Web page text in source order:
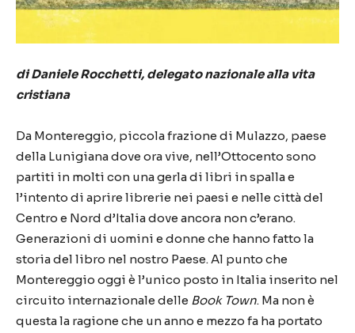
di Daniele Rocchetti, delegato nazionale alla vita
cristiana
Da Montereggio, piccola frazione di Mulazzo, paese
della Lunigiana dove ora vive, nell’Ottocento sono
partiti in molti con una gerla di libri in spalla e
l’intento di aprire librerie nei paesi e nelle città del
Centro e Nord d’Italia dove ancora non c’erano.
Generazioni di uomini e donne che hanno fatto la
storia del libro nel nostro Paese. Al punto che
Montereggio oggi è l’unico posto in Italia inserito nel
circuito internazionale delle Book Town. Ma non è
questa la ragione che un anno e mezzo fa ha portato